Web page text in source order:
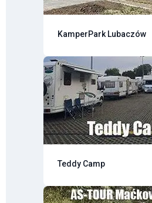
KamperPark Lubaczów
Teddy Camp